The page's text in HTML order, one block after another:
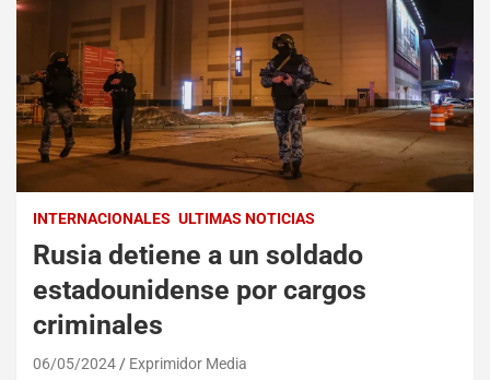
INTERNACIONALES ULTIMAS NOTICIAS
Rusia detiene a un soldado
estadounidense por cargos
criminales
06/05/2024 Exprimidor Media